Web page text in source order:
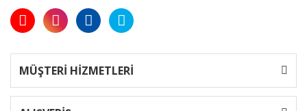
MÜŞTERİ HİZMETLERİ